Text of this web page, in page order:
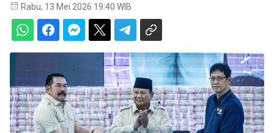
Rabu, 13 Mei 2026 19:40 WIB